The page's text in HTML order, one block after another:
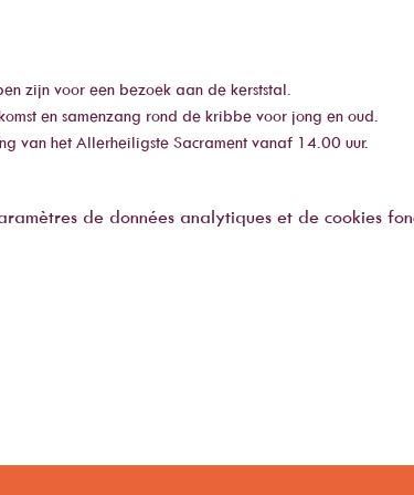
zijn voor een bezoek aan de kerststal.
en samenzang rond de kribbe voor jong en oud.
van het Allerheiligste Sacrament vanaf 14.00 uur.
de données analytiques et de cookies